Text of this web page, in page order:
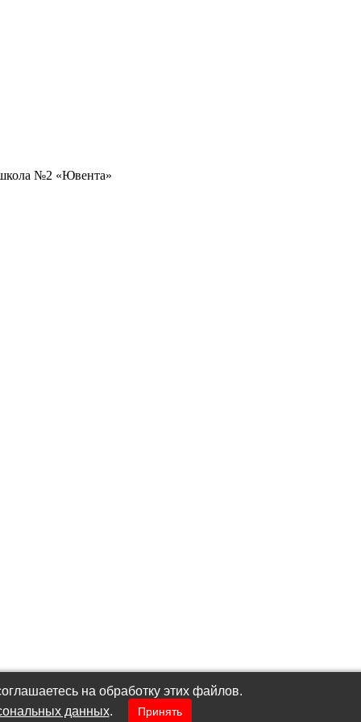
№2 «Ювента»
на обработку этих файлов.
данных. Принять